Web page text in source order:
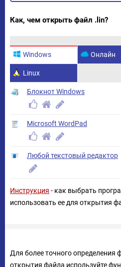
Как, чем открыть файл .lin?
Windows Онлайн
Linux
Блокнот Windows
Microsoft WordPad
Любой текстовый редактор
Инструкция - как выбрать
использовать ее для открытия
Для более точного определения
открытия файла используйте